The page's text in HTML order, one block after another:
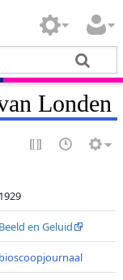
Londen
1929
Beeld en Geluid
bioscoopjournaal